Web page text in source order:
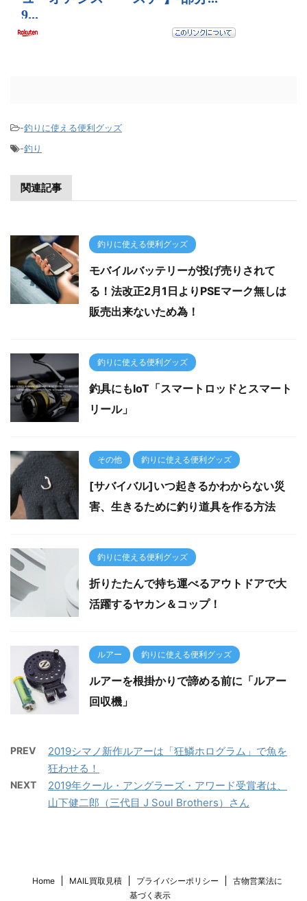
-釣りに使える便利グッズ
-釣り
関連記事
釣りに使える便利グッズ
モバイルバッテリーが投げ売りされて
る！法改正2月1日よりPSEマーク無しは
販売出来ないため為！
釣りに使える便利グッズ
釣具にもIoT「スマートロッドとスマート
リール」
その他 釣りに使える便利グッズ
[サバイバル]いつ起きるかわからない災
害、生きるために釣り道具を作る方法
釣りに使える便利グッズ
折りたたんで持ち運べるアウトドアで大
活躍するヤカン＆コップ！
ルアー 釣りに使える便利グッズ
ルアーを根掛かりで諦める前に「ルアー
回収機」
PREV
2019シマノ新作ルアーは「狂鱗ホログラム」で魚を
狂わせる！
NEXT
2019年クール・アングラーズ・アワード受賞者は、
山下健二郎（三代目 J Soul Brothers）さん
Home MAIL買取見積 プライバシーポリシー
古物営業法に
基づく表示